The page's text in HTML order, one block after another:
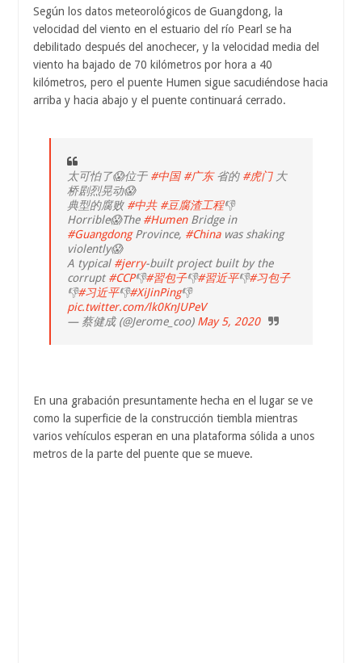
Según los datos meteorológicos de Guangdong, la
velocidad del viento en el estuario del río Pearl se ha
debilitado después del anochecer, y la velocidad media del
viento ha bajado de 70 kilómetros por hora a 40
kilómetros, pero el puente Humen sigue sacudiéndose hacia
arriba y hacia abajo y el puente continuará cerrado.
太可怕了😱位于 #中国 #广东省的 #虎门大
桥剧烈晃动😱
典型的腐败 #中共 #豆腐渣工程👎
Horrible😱The #HumenBridge in
#GuangdongProvince, #Chinawas shaking
violently😱
A typical #jerry-built project built by the
corrupt #CCP👎#習包子👎#習近平👎#习包子
👎#习近平👎#XiJinPing👎
pic.twitter.com/lk0KnJUPeV
— 蔡健成 (@Jerome_coo) May 5, 2020
En una grabación presuntamente hecha en el lugar se ve
como la superficie de la construcción tiembla mientras
varios vehículos esperan en una plataforma sólida a unos
metros de la parte del puente que se mueve.